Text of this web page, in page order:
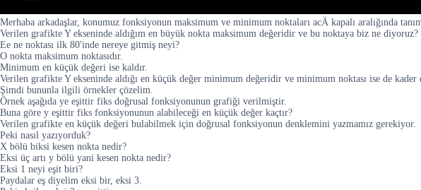
Merhaba arkadaşlar, konumuz fonksiyonun maksimum ve minimum noktaları acÄ kapalı aralığında
Verilen grafikte Y ekseninde aldığım en büyük nokta maksimum değeridir ve bu noktaya biz ne diyoruz?
Ee ne noktası ilk 80'inde nereye gitmiş neyi?
O nokta maksimum noktasıdır.
Minimum en küçük değeri ise kaldır.
Verilen grafikte Y ekseninde aldığı en küçük değer minimum değeridir ve minimum noktası ise de kader
Şimdi bununla ilgili örnekler çözelim.
Örnek aşağıda ye eşittir fiks doğrusal fonksiyonunun grafiği verilmiştir.
Buna göre y eşittir fiks fonksiyonunun alabileceği en küçük değer kaçtır?
Verilen grafikte en küçük değeri bulabilmek için doğrusal fonksiyonun denklemini yazmamız gerekiyor.
Peki nasıl yazıyorduk?
X bölü biksi kesen nokta nedir?
Eksi üç artı y bölü yani kesen nokta nedir?
Eksi 1 neyi eşit biri?
Paydalar eş diyelim eksi bir, eksi 3.